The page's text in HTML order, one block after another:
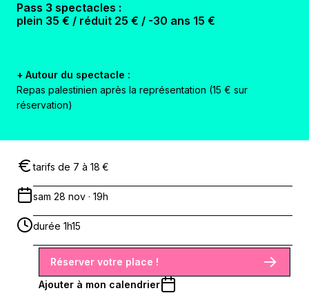
Pass 3 spectacles :
plein 35 € / réduit 25 € / -30 ans 15 €
+ Autour du spectacle :
Repas palestinien après la représentation (15 € sur
réservation)
tarifs de 7 à 18 €
sam 28 nov · 19h
durée 1h15
Réserver votre place !
Ajouter à mon calendrier